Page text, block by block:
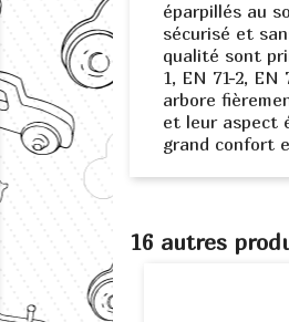
éparpillés au
sécurisé et
qualité sont
1, EN 71-2,
arbore
et leur aspect
grand confort
16 autres